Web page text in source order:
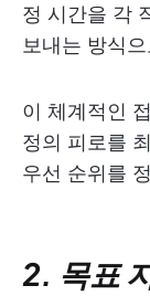
정 시간을 각
보내는 방식
이 체계적인
정의 피로를
우선 순위를
2. 목표